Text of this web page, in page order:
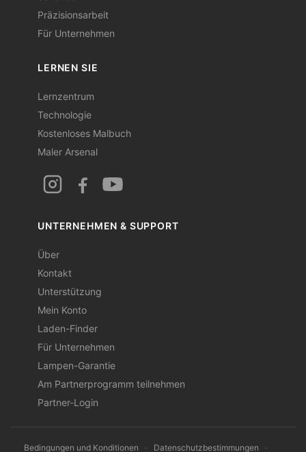
Präzisionsarbeit
Für Unternehmen
LERNEN SIE
Lernzentrum
Technologie
Kostenloses Malbuch
Maler Arsenal
UNTERNEHMEN & SUPPORT
Über
Kontakt
Unterstützung
Mein Konto
Laden-Finder
Für Unternehmen
Lampen-Garantie
Am Partnerprogramm teilnehmen
Partner-Login
Bedingungen und Konditionen - Datenschutzbestimmungen -